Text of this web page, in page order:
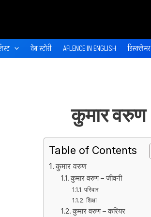
वेब स्‍टोरी AFLENCE IN ENGLISH डिस्‍क्‍लेमर
कुमार वरुण
Table of Contents
कुमार वरुण
कुमार वरुण – जीवनी
परिवार
शिक्षा
कुमार वरुण – करियर